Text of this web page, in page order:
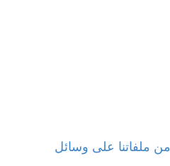
ملفاتنا على وسائل